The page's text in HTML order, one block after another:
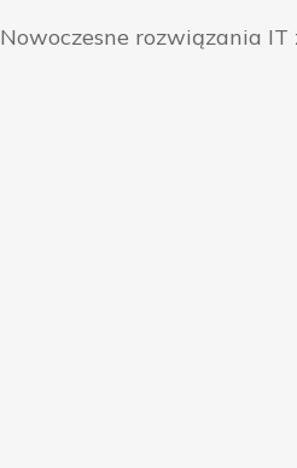
Nowoczesne rozwiązania